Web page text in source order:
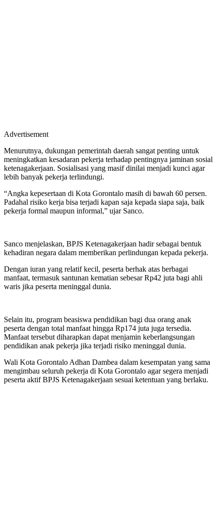
Advertisement
Menurutnya, dukungan pemerintah daerah sangat penting untuk
meningkatkan kesadaran pekerja terhadap pentingnya jaminan sosial
ketenagakerjaan. Sosialisasi yang masif dinilai menjadi kunci agar
lebih banyak pekerja terlindungi.
“Angka kepesertaan di Kota Gorontalo masih di bawah 60 persen.
Padahal risiko kerja bisa terjadi kapan saja kepada siapa saja, baik
pekerja formal maupun informal,” ujar Sanco.
Sanco menjelaskan, BPJS Ketenagakerjaan hadir sebagai bentuk
kehadiran negara dalam memberikan perlindungan kepada pekerja.
Dengan iuran yang relatif kecil, peserta berhak atas berbagai
manfaat, termasuk santunan kematian sebesar Rp42 juta bagi ahli
waris jika peserta meninggal dunia.
Selain itu, program beasiswa pendidikan bagi dua orang anak
peserta dengan total manfaat hingga Rp174 juta juga tersedia.
Manfaat tersebut diharapkan dapat menjamin keberlangsungan
pendidikan anak pekerja jika terjadi risiko meninggal dunia.
Wali Kota Gorontalo Adhan Dambea dalam kesempatan yang sama
mengimbau seluruh pekerja di Kota Gorontalo agar segera menjadi
peserta aktif BPJS Ketenagakerjaan sesuai ketentuan yang berlaku.